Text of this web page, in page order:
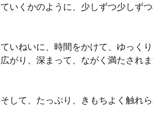
ていくかのように、少しずつ少しずつ
ていねいに、時間をかけて、ゆっく
広がり、深まって、ながく満たされま
そして、たっぷり、きもちよく触れ